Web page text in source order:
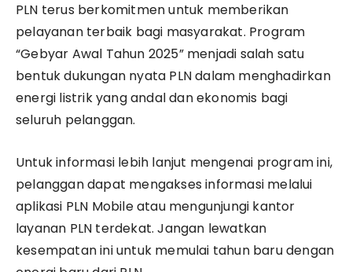
PLN terus berkomitmen untuk memberikan
pelayanan terbaik bagi masyarakat. Program
“Gebyar Awal Tahun 2025” menjadi salah satu
bentuk dukungan nyata PLN dalam menghadirkan
energi listrik yang andal dan ekonomis bagi
seluruh pelanggan.
Untuk informasi lebih lanjut mengenai program ini,
pelanggan dapat mengakses informasi melalui
aplikasi PLN Mobile atau mengunjungi kantor
layanan PLN terdekat. Jangan lewatkan
kesempatan ini untuk memulai tahun baru dengan